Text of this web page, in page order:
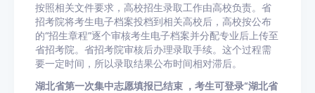
按照相关文件要求，高校招生录取工作由高校负责。省
招考院将考生电子档案投档到相关高校后，高校按公布
的“招生章程”逐个审核考生电子档案并分配专业后上传至
省招考院。省招考院审核后办理录取手续。这个过程需
要一定时间，所以录取结果公布时间相对滞后。
湖北省第一次集中志愿填报已结束 ，考生可登录“湖北省